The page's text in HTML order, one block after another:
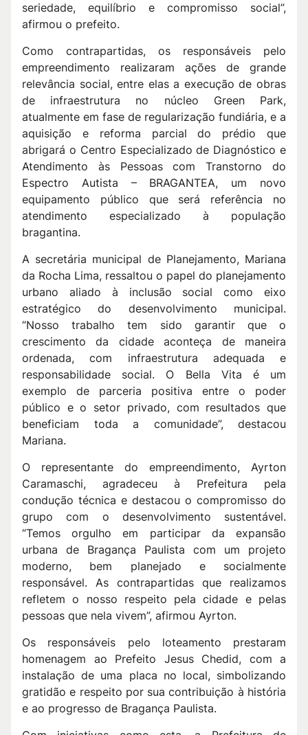
seriedade, equilíbrio e compromisso social”,
afirmou o prefeito.
Como contrapartidas, os responsáveis pelo
empreendimento realizaram ações de grande
relevância social, entre elas a execução de obras
de infraestrutura no núcleo Green Park,
atualmente em fase de regularização fundiária, e a
aquisição e reforma parcial do prédio que
abrigará o Centro Especializado de Diagnóstico e
Atendimento às Pessoas com Transtorno do
Espectro Autista – BRAGANTEA, um novo
equipamento público que será referência no
atendimento especializado à população
bragantina.
A secretária municipal de Planejamento, Mariana
da Rocha Lima, ressaltou o papel do planejamento
urbano aliado à inclusão social como eixo
estratégico do desenvolvimento municipal.
“Nosso trabalho tem sido garantir que o
crescimento da cidade aconteça de maneira
ordenada, com infraestrutura adequada e
responsabilidade social. O Bella Vita é um
exemplo de parceria positiva entre o poder
público e o setor privado, com resultados que
beneficiam toda a comunidade”, destacou
Mariana.
O representante do empreendimento, Ayrton
Caramaschi, agradeceu à Prefeitura pela
condução técnica e destacou o compromisso do
grupo com o desenvolvimento sustentável.
“Temos orgulho em participar da expansão
urbana de Bragança Paulista com um projeto
moderno, bem planejado e socialmente
responsável. As contrapartidas que realizamos
refletem o nosso respeito pela cidade e pelas
pessoas que nela vivem”, afirmou Ayrton.
Os responsáveis pelo loteamento prestaram
homenagem ao Prefeito Jesus Chedid, com a
instalação de uma placa no local, simbolizando
gratidão e respeito por sua contribuição à história
e ao progresso de Bragança Paulista.